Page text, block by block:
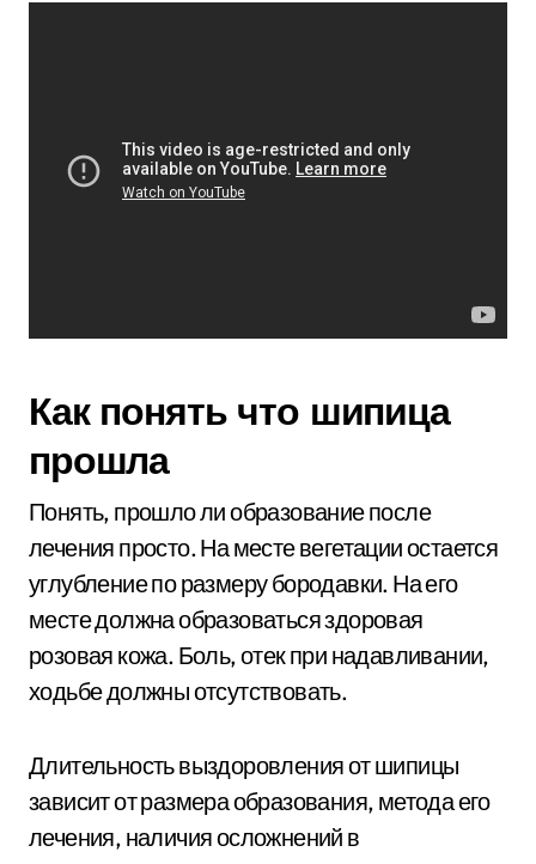
Как понять что шипица
прошла
Понять, прошло ли образование после
лечения просто. На месте вегетации остается
углубление по размеру бородавки. На его
месте должна образоваться здоровая
розовая кожа. Боль, отек при надавливании,
ходьбе должны отсутствовать.
Длительность выздоровления от шипицы
зависит от размера образования, метода его
лечения, наличия осложнений в